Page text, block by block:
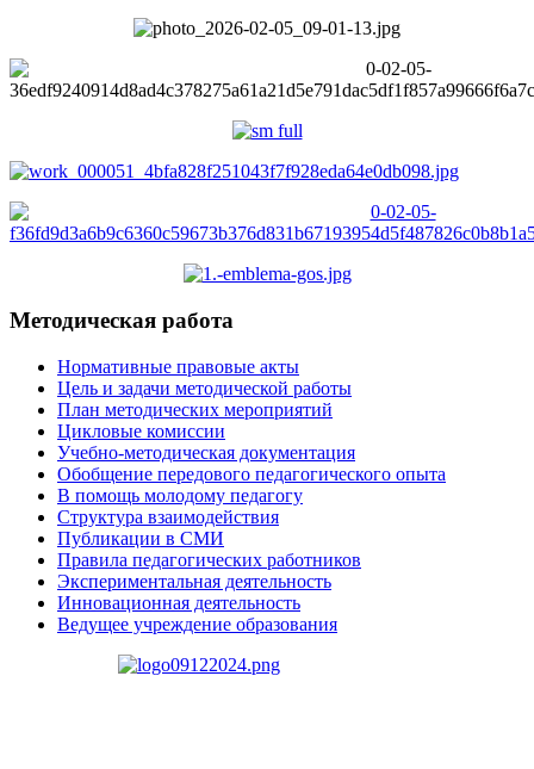
Методическая работа
Нормативные правовые акты
Цель и задачи методической работы
План методических мероприятий
Цикловые комиссии
Учебно-методическая документация
Обобщение передового педагогического опыта
В помощь молодому педагогу
Структура взаимодействия
Публикации в СМИ
Правила педагогических работников
Экспериментальная деятельность
Инновационная деятельность
Ведущее учреждение образования